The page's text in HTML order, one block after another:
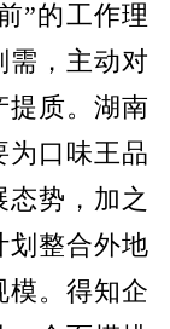
”的工作理
需，主动对
提质。湖南
为口味王品
态势，加之
划整合外地
模。得知企